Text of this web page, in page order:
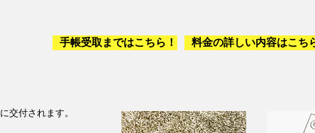
交付されます。
手帳受取まではこちら！ 料金の詳しい内容はこち